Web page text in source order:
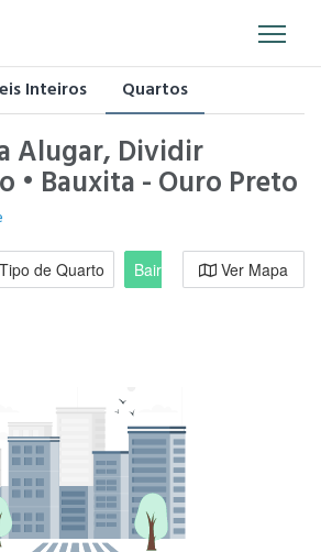
Inteiros Quartos
Alugar, Dividir
• Bauxita - Ouro Preto
Tipo de Quarto Bairro / RegiãoVer Mapa